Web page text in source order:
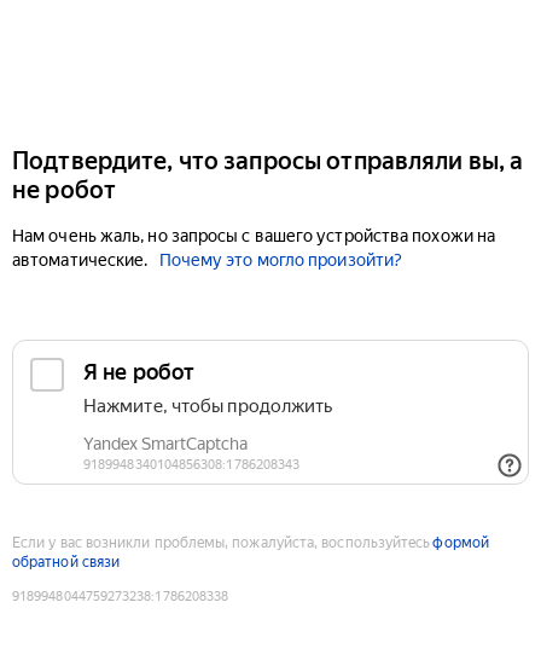
Подтвердите, что запросы отправляли вы, а
не робот
Нам очень жаль, но запросы с вашего устройства похожи на
автоматические.
Почему это могло произойти?
Если у вас возникли проблемы, пожалуйста, воспользуйтесьформой
обратной связи
9189948044759273238:1786208338